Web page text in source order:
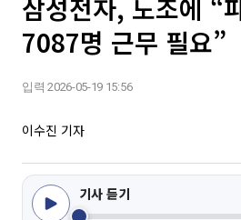
삼성전자, 노조에 “
7087명 근무 필요”
입력 2026-05-19 15:56
이수진 기자
기사 듣기